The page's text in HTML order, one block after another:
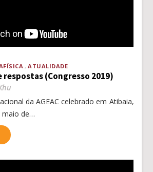
ATUALIDADE
respostas (Congresso 2019)
da AGEAC celebrado em Atibaia,
maio de…